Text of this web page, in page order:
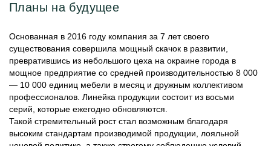
Планы на будущее
Основанная в 2016 году компания за 7 лет своего
существования совершила мощный скачок в развитии,
превратившись из небольшого цеха на окраине города в
мощное предприятие со средней производительностью 8 000
— 10 000 единиц мебели в месяц и дружным коллективом
профессионалов. Линейка продукции состоит из восьми
серий, которые ежегодно обновляются.
Такой стремительный рост стал возможным благодаря
высоким стандартам производимой продукции, лояльной